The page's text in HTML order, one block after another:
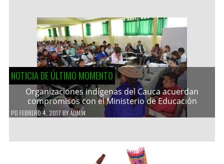
NOTICIA DE ÚLTIMO MOMENTO
Organizaciones indígenas del Cauca acuerdan
compromisos con el Ministerio de Educación
PD FEBRERO 4, 2017 BYADMIN